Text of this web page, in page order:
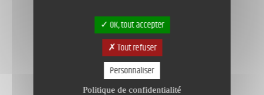
OK, tout accepter
Tout refuser
Personnaliser
Politique de confidentialité